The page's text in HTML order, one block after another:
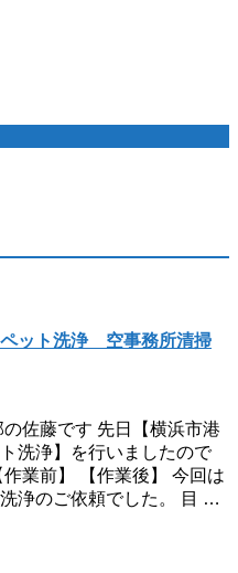
ット洗浄 空事務所清掃
佐藤です 先日【横浜市港
洗浄】を行いましたので
業前】 【作業後】 今回は
浄のご依頼でした。 目 …